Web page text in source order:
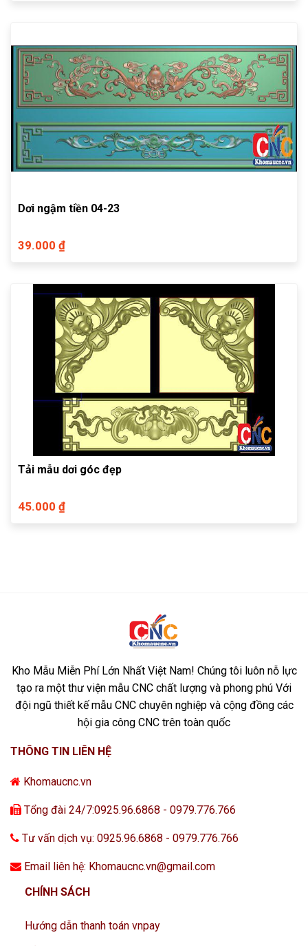
Dơi ngậm tiền 04-23
39.000 ₫
Tải mẫu dơi góc đẹp
45.000 ₫
Kho Mẫu Miễn Phí Lớn Nhất Việt Nam! Chúng tôi luôn nỗ lực
tạo ra một thư viện mẫu CNC chất lượng và phong phú Với
đội ngũ thiết kế mẫu CNC chuyên nghiệp và cộng đồng các
hội gia công CNC trên toàn quốc
THÔNG TIN LIÊN HỆ
Khomaucnc.vn
Tổng đài 24/7:0925.96.6868 - 0979.776.766
Tư vấn dịch vụ: 0925.96.6868 - 0979.776.766
Email liên hệ: Khomaucnc.vn@gmail.com
CHÍNH SÁCH
Hướng dẫn thanh toán vnpay